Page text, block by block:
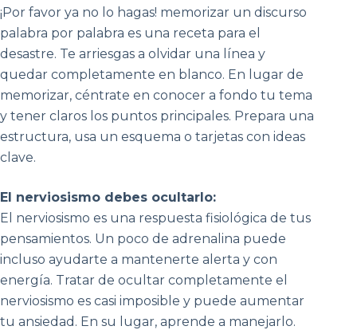
¡Por favor ya no lo hagas! memorizar un discurso
palabra por palabra es una receta para el
desastre. Te arriesgas a olvidar una línea y
quedar completamente en blanco. En lugar de
memorizar, céntrate en conocer a fondo tu tema
y tener claros los puntos principales. Prepara una
estructura, usa un esquema o tarjetas con ideas
clave.
El nerviosismo debes ocultarlo:
El nerviosismo es una respuesta fisiológica de tus
pensamientos. Un poco de adrenalina puede
incluso ayudarte a mantenerte alerta y con
energía. Tratar de ocultar completamente el
nerviosismo es casi imposible y puede aumentar
tu ansiedad. En su lugar, aprende a manejarlo.